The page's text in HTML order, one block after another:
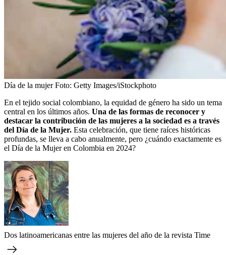
Día de la mujerFoto: Getty Images/iStockphoto
En el tejido social colombiano, la equidad de género ha sido un tema
central en los últimos años. Una de las formas de reconocer y
destacar la contribución de las mujeres a la sociedad es a través
del Día de la Mujer. Esta celebración, que tiene raíces históricas
profundas, se lleva a cabo anualmente, pero ¿cuándo exactamente es
el Día de la Mujer en Colombia en 2024?
Dos latinoamericanas entre las mujeres del año de la revista Time